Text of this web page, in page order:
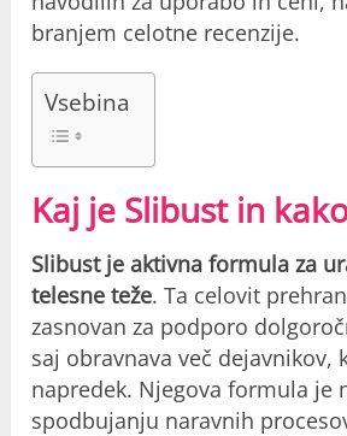
branjem celotne recenzije.
Vsebina
Kaj je Slibust in
Slibust je aktivna formula za
telesne teže. Ta celovit
zasnovan za podporo
saj obravnava več dejavnikov,
napredek. Njegova formula je
spodbujanju naravnih